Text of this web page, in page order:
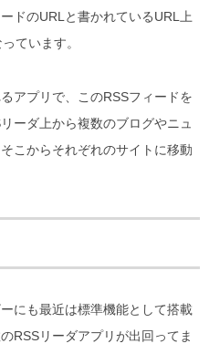
ドのURLと書かれているURL上
ています。
アプリで、このRSSフィードを
ーダ上から複数のブログやニュ
こからそれぞれのサイトに移動
にも最近は標準機能として搭載
RSSリーダアプリが出回ってま